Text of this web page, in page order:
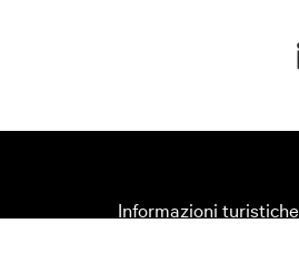
Informazioni turistiche